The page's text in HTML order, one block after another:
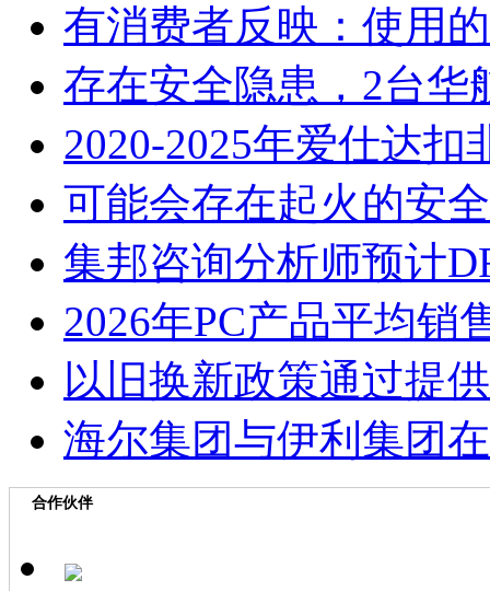
有消费者反映：使用
存在安全隐患，2台华
2020-2025年爱仕达
可能会存在起火的安
集邦咨询分析师预计
2026年PC产品平均销
以旧换新政策通过提
海尔集团与伊利集团
合作伙伴